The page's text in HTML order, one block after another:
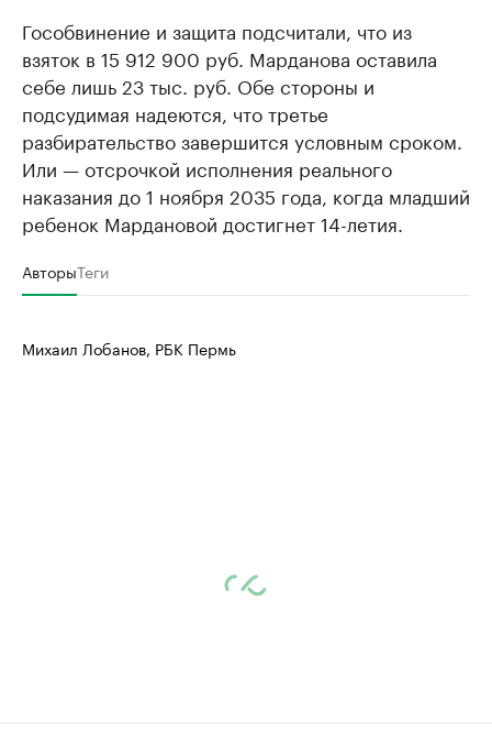
Гособвинение и защита подсчитали, что из
взяток в 15 912 900 руб. Марданова оставила
себе лишь 23 тыс. руб. Обе стороны и
подсудимая надеются, что третье
разбирательство завершится условным сроком.
Или — отсрочкой исполнения реального
наказания до 1 ноября 2035 года, когда младший
ребенок Мардановой достигнет 14-летия.
АвторыТеги
Михаил Лобанов, РБК Пермь